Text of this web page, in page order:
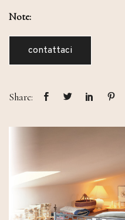
Note:
contattaci
Share: